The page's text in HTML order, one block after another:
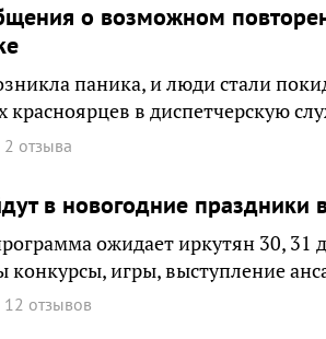
о возможном
паника, и люди стали
в диспетчерскую
2 отзыва
в новогодние праздники
ожидает иркутян 30, 31
конкурсы, игры, выступление
12 отзывов